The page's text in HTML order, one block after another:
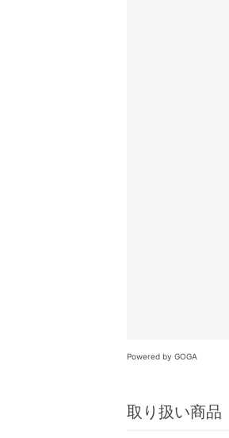
Powered by GOGA
取り扱い商品